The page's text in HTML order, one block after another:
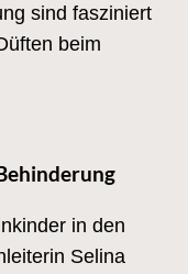
sind fasziniert
beim
in den
Selina